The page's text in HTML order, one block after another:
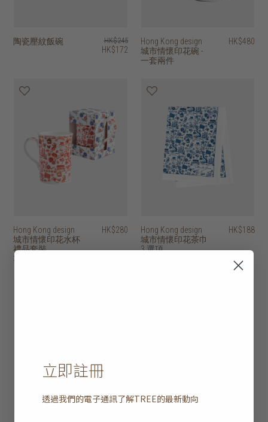
陶瓷壓紋飯碗 HK$245
HK$172
Hong Kong design
城市情懷印花碗 -
一套兩件
HK$480
Hong Kong design
城市情懷印花水杯
禮品套裝
3 選項
HK$280
Hong Kong design
城市情懷印花茶巾
3 選項
HK$188
立即註冊
透過我們的電子通訊了解TREE的最新動向